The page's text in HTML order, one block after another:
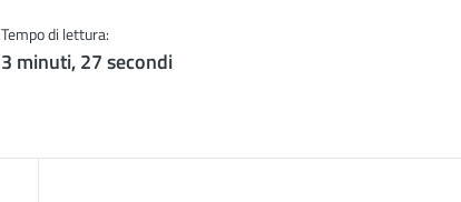
Tempo di lettura:
3 minuti, 27 secondi